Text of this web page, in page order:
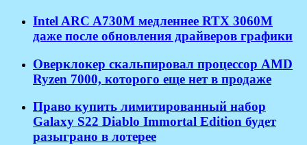
Intel ARC A730M медленнее RTX 3060M
даже после обновления драйверов графики
Оверклокер скальпировал процессор AMD
Ryzen 7000, которого еще нет в продаже
Право купить лимитированный набор
Galaxy S22 Diablo Immortal Edition будет
разыграно в лотерее